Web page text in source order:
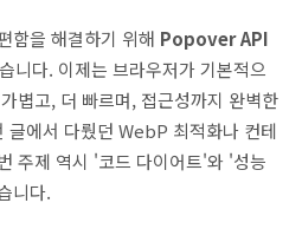
함을 해결하기 위해 Popover API
니다. 이제는 브라우저가 기본적으
볍고, 더 빠르며, 접근성까지 완벽한
글에서 다뤘던 WebP 최적화나 컨테
주제 역시 '코드 다이어트'와 '성능
니다.